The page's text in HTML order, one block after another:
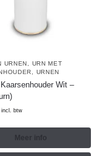
URNEN
URN MET
URNEN
Wit –
incl. btw
Meer info